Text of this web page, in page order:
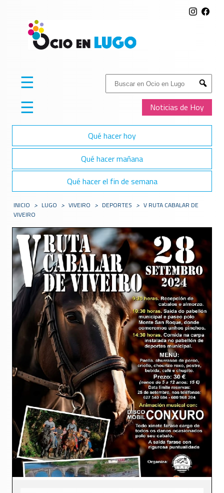
Buscar:
Submit
Noticias de Hoy
☰
☰
Qué hacer hoy
Qué hacer mañana
Qué hacer el fin de semana
INICIO > LUGO > VIVEIRO > DEPORTES > V RUTA CABALAR DE
VIVEIRO